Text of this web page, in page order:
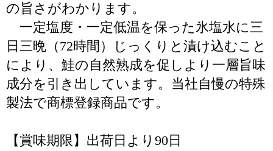
の旨さがわかります。
一定塩度・一定低温を保った氷塩水に三
日三晩（72時間）じっくりと漬け込むこと
により、鮭の自然熟成を促しより一層旨味
成分を引き出しています。当社自慢の特殊
製法で商標登録商品です。
【賞味期限】出荷日より90日